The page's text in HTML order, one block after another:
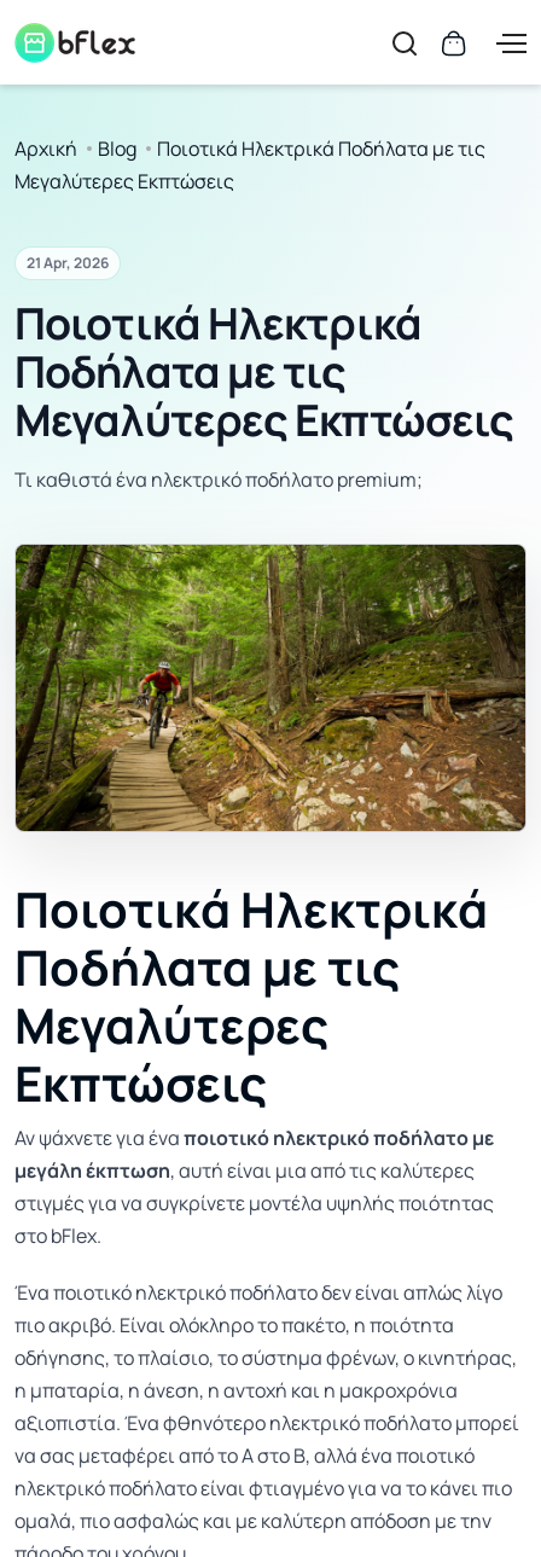
Αρχική Blog
Ποιοτικά Ηλεκτρικά Ποδήλατα με τις
Μεγαλύτερες Εκπτώσεις
21 Apr, 2026
Ποιοτικά Ηλεκτρικά
Ποδήλατα με τις
Μεγαλύτερες Εκπτώσεις
Τι καθιστά ένα ηλεκτρικό ποδήλατο premium;
Ποιοτικά Ηλεκτρικά
Ποδήλατα με τις
Μεγαλύτερες
Εκπτώσεις
Αν ψάχνετε για έναποιοτικό ηλεκτρικό ποδήλατο με
μεγάλη έκπτωση, αυτή είναι μια από τις καλύτερες
στιγμές για να συγκρίνετε μοντέλα υψηλής ποιότητας
στο bFlex.
Ένα ποιοτικό ηλεκτρικό ποδήλατο δεν είναι απλώς λίγο
πιο ακριβό. Είναι ολόκληρο το πακέτο, η ποιότητα
οδήγησης, το πλαίσιο, το σύστημα φρένων, ο κινητήρας,
η μπαταρία, η άνεση, η αντοχή και η μακροχρόνια
αξιοπιστία. Ένα φθηνότερο ηλεκτρικό ποδήλατο μπορεί
να σας μεταφέρει από το Α στο Β, αλλά ένα ποιοτικό
ηλεκτρικό ποδήλατο είναι φτιαγμένο για να το κάνει πιο
ομαλά, πιο ασφαλώς και με καλύτερη απόδοση με την